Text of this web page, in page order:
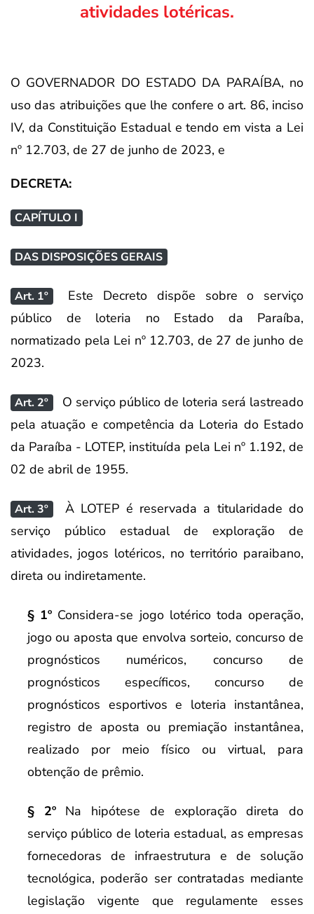
atividades lotéricas.
O GOVERNADOR DO ESTADO DA PARAÍBA, no
uso das atribuições que lhe confere o art. 86, inciso
IV, da Constituição Estadual e tendo em vista a Lei
nº 12.703, de 27 de junho de 2023, e
DECRETA:
CAPÍTULO I
DAS DISPOSIÇÕES GERAIS
Art. 1º
Este Decreto dispõe sobre o serviço
público de loteria no Estado da Paraíba,
normatizado pela Lei nº 12.703, de 27 de junho de
2023.
Art. 2º
O serviço público de loteria será lastreado
pela atuação e competência da Loteria do Estado
da Paraíba - LOTEP, instituída pela Lei nº 1.192, de
02 de abril de 1955.
Art. 3º
À LOTEP é reservada a titularidade do
serviço público estadual de exploração de
atividades, jogos lotéricos, no território paraibano,
direta ou indiretamente.
§ 1º Considera-se jogo lotérico toda operação,
jogo ou aposta que envolva sorteio, concurso de
prognósticos numéricos, concurso de
prognósticos específicos, concurso de
prognósticos esportivos e loteria instantânea,
registro de aposta ou premiação instantânea,
realizado por meio físico ou virtual, para
obtenção de prêmio.
§ 2ºNa hipótese de exploração direta do
serviço público de loteria estadual, as empresas
fornecedoras de infraestrutura e de solução
tecnológica, poderão ser contratadas mediante
legislação vigente que regulamente esses